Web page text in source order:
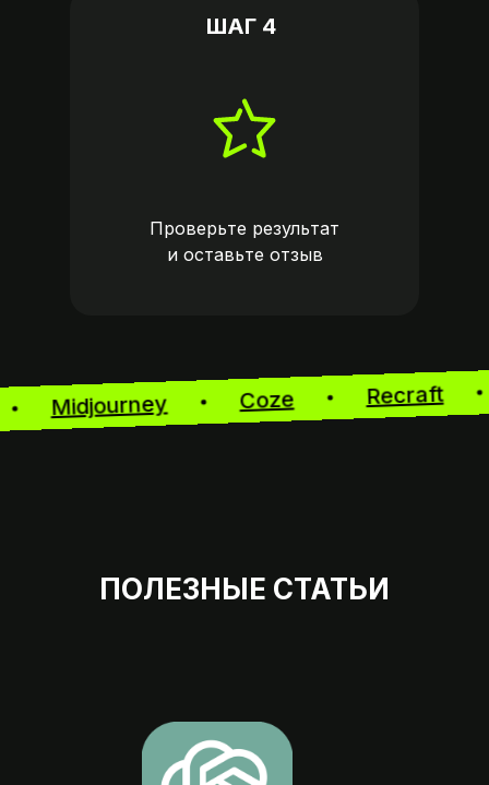
Проверьте результат
и оставьте отзыв
ШАГ 4
Midjourney Coze Recraft
ПОЛЕЗНЫЕ СТАТЬИ